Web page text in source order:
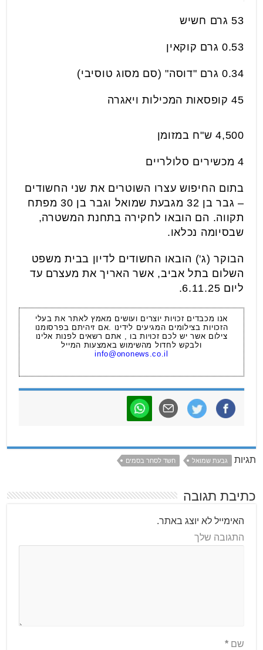
53 גרם חשיש
0.53 גרם קוקאין
0.34 גרם "דוסה" (סם מסוג טוסיבי)
45 קופסאות המכילות ויאגרה
4,500 ש"ח במזומן
4 מכשירים סלולריים
בתום החיפוש עצרו השוטרים את שני החשודים
– גבר בן 32 מגבעת שמואל וגבר בן 30 מפתח
תקווה. הם הובאו לחקירה בתחנת המשטרה,
שבסיומה נכלאו.
הבוקר (ג') הובאו החשודים לדיון בבית משפט
השלום בתל אביב, אשר האריך את מעצרם עד
ליום 6.11.25.
אנו מכבדים זכויות יוצרים ועושים מאמץ לאתר את בעלי
הזכויות בצילומים המגיעים לידינו .אם זיהיתם בפרסומנו
צילום אשר יש לכם זכויות בו , אתם רשאים לפנות אלינו
ולבקש לחדול מהשימוש באמצעות המייל
info@ononews.co.il
תגיות גבעת שמואל חשד לסחר בסמים
כתיבת תגובה
האימייל לא יוצג באתר.
התגובה שלך
שם*